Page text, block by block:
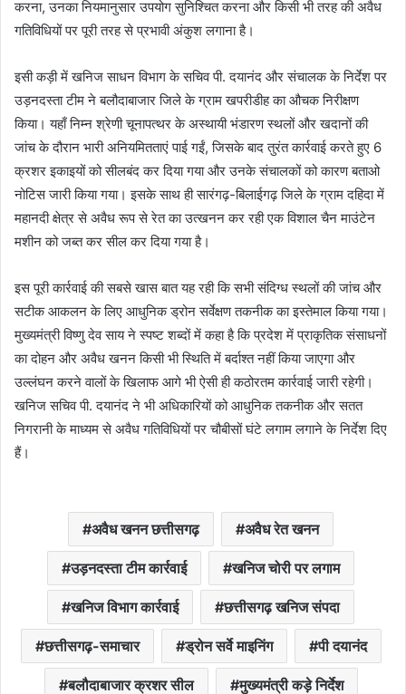
करना, उनका नियमानुसार उपयोग सुनिश्चित करना और किसी भी तरह की अवैध
गतिविधियों पर पूरी तरह से प्रभावी अंकुश लगाना है।
इसी कड़ी में खनिज साधन विभाग के सचिव पी. दयानंद और संचालक के निर्देश पर
उड़नदस्ता टीम ने बलौदाबाजार जिले के ग्राम खपरीडीह का औचक निरीक्षण
किया। यहाँ निम्न श्रेणी चूनापत्थर के अस्थायी भंडारण स्थलों और खदानों की
जांच के दौरान भारी अनियमितताएं पाई गईं, जिसके बाद तुरंत कार्रवाई करते हुए 6
क्रशर इकाइयों को सीलबंद कर दिया गया और उनके संचालकों को कारण बताओ
नोटिस जारी किया गया। इसके साथ ही सारंगढ़-बिलाईगढ़ जिले के ग्राम दहिदा में
महानदी क्षेत्र से अवैध रूप से रेत का उत्खनन कर रही एक विशाल चैन माउंटेन
मशीन को जब्त कर सील कर दिया गया है।
इस पूरी कार्रवाई की सबसे खास बात यह रही कि सभी संदिग्ध स्थलों की जांच और
सटीक आकलन के लिए आधुनिक ड्रोन सर्वेक्षण तकनीक का इस्तेमाल किया गया।
मुख्यमंत्री विष्णु देव साय ने स्पष्ट शब्दों में कहा है कि प्रदेश में प्राकृतिक संसाधनों
का दोहन और अवैध खनन किसी भी स्थिति में बर्दाश्त नहीं किया जाएगा और
उल्लंघन करने वालों के खिलाफ आगे भी ऐसी ही कठोरतम कार्रवाई जारी रहेगी।
खनिज सचिव पी. दयानंद ने भी अधिकारियों को आधुनिक तकनीक और सतत
निगरानी के माध्यम से अवैध गतिविधियों पर चौबीसों घंटे लगाम लगाने के निर्देश दिए
हैं।
अवैध खनन छत्तीसगढ़ अवैध रेत खनन
उड़नदस्ता टीम कार्रवाई खनिज चोरी पर लगाम
खनिज विभाग कार्रवाई छत्तीसगढ़ खनिज संपदा
छत्तीसगढ़-समाचार ड्रोन सर्वे माइनिंग पी दयानंद
बलौदाबाजार क्रशर सील मुख्यमंत्री कड़े निर्देश